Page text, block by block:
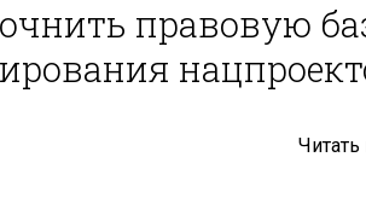
правовую
Читать